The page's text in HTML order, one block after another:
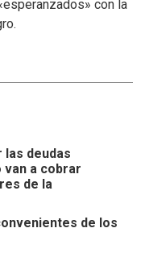
con la
las deudas
van a cobrar
de la
de los